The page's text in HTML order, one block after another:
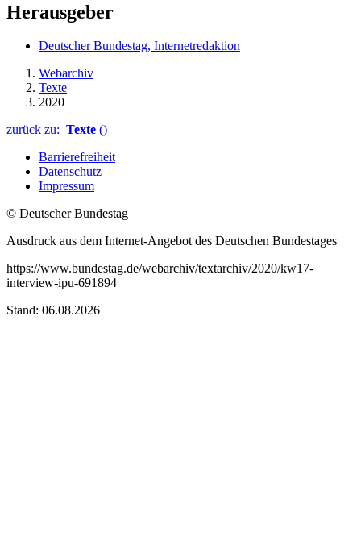
Herausgeber
Deutscher Bundestag, Internetredaktion
Webarchiv
Texte
2020
zurück zu: Texte ()
Barrierefreiheit
Datenschutz
Impressum
© Deutscher Bundestag
Ausdruck aus dem Internet-Angebot des Deutschen Bundestages
https://www.bundestag.de/webarchiv/textarchiv/2020/kw17-
interview-ipu-691894
Stand: 06.08.2026